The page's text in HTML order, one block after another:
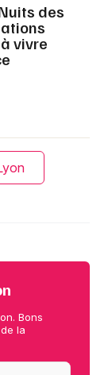
des
vivre
Bons
la